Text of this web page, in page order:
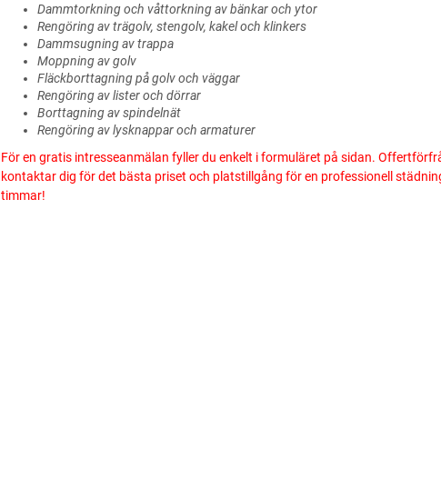
Dammtorkning och våttorkning av bänkar och ytor
Rengöring av trägolv, stengolv, kakel och klinkers
Dammsugning av trappa
Moppning av golv
Fläckborttagning på golv och väggar
Rengöring av lister och dörrar
Borttagning av spindelnät
Rengöring av lysknappar och armaturer
För en gratis intresseanmälan fyller du enkelt i formuläret på sidan.
kontaktar dig för det bästa priset och platstillgång för en professionell
timmar!